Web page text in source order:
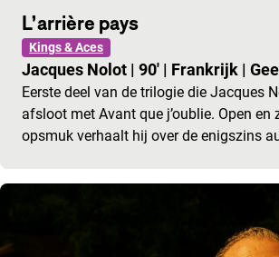
L’arrière pays
Kings & Aces
Jacques Nolot | 90' | Frankrijk |
Eerste deel van de trilogie die Jacques
afsloot met Avant que j’oublie. Open en
opsmuk verhaalt hij over de enigszins